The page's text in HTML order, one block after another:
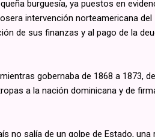
burguesía, ya puestos en
intervención norteamericana del
de sus finanzas y al pago de la
gobernaba de 1868 a 1873,
a la nación dominicana y de
no salía de un golpe de Estado, una